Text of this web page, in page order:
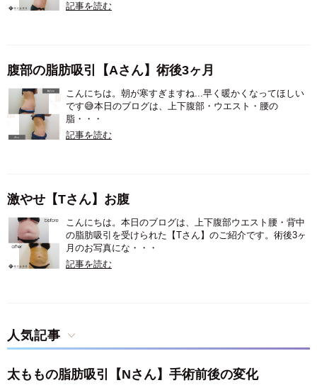
記事を読む
腹部の脂肪吸引【Aさん】術後3ヶ月
こんにちは。朝が寒すぎますね...早く暖かくなってほしい
です😅本日のブログは、上下腹部・ウエスト・腰の
脂・・・
記事を読む
激やせ【Tさん】お腹
こんにちは。本日のブログは、上下腹部ウエスト腰・背中
の脂肪吸引を受けられた【Tさん】のご紹介です。術後3ヶ
月のお写真にな・・・
記事を読む
人気記事
太ももの脂肪吸引【Nさん】手術前後の変化